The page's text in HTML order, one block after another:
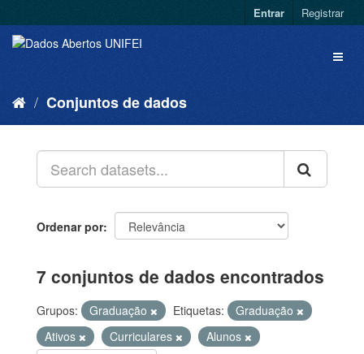
Entrar Registrar
Conjuntos de dados
Ordenar por
7 conjuntos de dados encontrados
Grupos: Graduação Etiquetas:
Graduação
Ativos
Curriculares
Alunos